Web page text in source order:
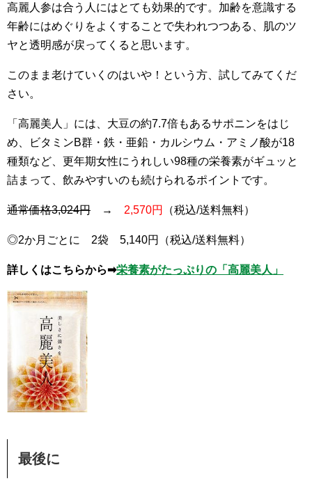
高麗人参は合う人にはとても効果的です。加齢を意識する
年齢にはめぐりをよくすることで失われつつある、肌のツ
ヤと透明感が戻ってくると思います。
このまま老けていくのはいや！という方、試してみてくだ
さい。
「高麗美人」には、大豆の約7.7倍もあるサポニンをはじ
め、ビタミンB群・鉄・亜鉛・カルシウム・アミノ酸が18
種類など、更年期女性にうれしい98種の栄養素がギュッと
詰まって、飲みやすいのも続けられるポイントです。
通常価格3,024円 → 2,570円 （税込/送料無料）
◎2か月ごとに 2袋 5,140円（税込/送料無料）
詳しくはこちらから➡栄養素がたっぷりの「高麗美人」
最後に